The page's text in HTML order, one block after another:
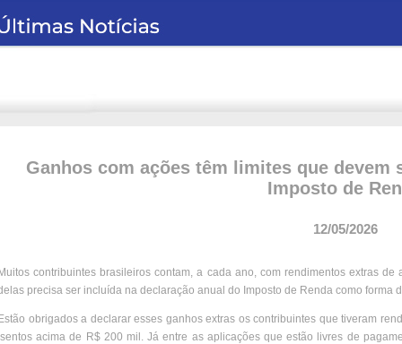
Ganhos com ações têm limites que devem
Imposto de
12/05/2026
contribuintes brasileiros contam, a cada ano, com rendimentos extras
precisa ser incluída na declaração anual do Imposto de Renda como forma
obrigados a declarar esses ganhos extras os contribuintes que tiveram
acima de R$ 200 mil. Já entre as aplicações que estão livres de